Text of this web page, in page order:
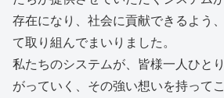
存在になり、社会に貢献できるよう
て取り組んでまいりました。
私たちのシステムが、皆様一人ひと
がっていく、その強い想いを持って